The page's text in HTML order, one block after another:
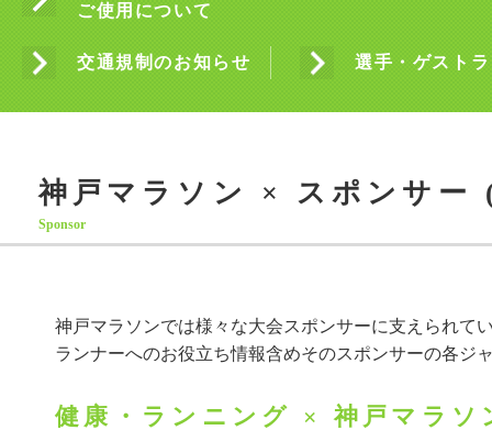
ご使用について
交通規制のお知らせ 選手・ゲスト
フレンドシップバンク
宿泊案内
ランナー・ボランティアの皆様へ
沿道の皆様へ
神戸マラソン × スポンサー
Sponsor
神戸マラソンでは様々な大会スポンサーに支えられて
ランナーへのお役立ち情報含めそのスポンサーの各ジ
健康・ランニング × 神戸マラソ